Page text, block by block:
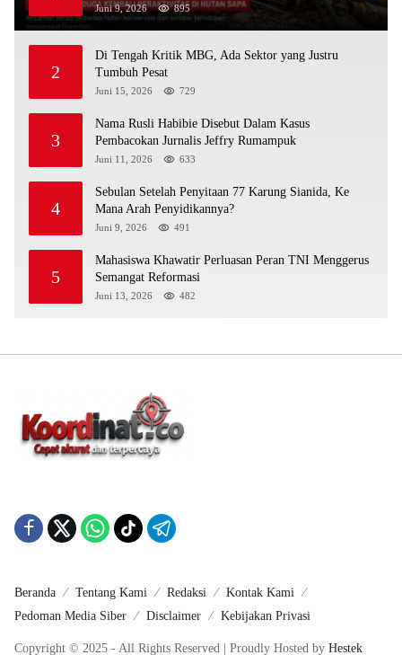
Juni 9, 2026 895
2
Di Tengah Kritik MBG, Ada Sektor yang Justru
Tumbuh Pesat
Juni 15, 2026 729
3
Nama Rusli Habibie Disebut Dalam Kasus
Pembacokan Jurnalis Jeffry Rumampuk
Juni 11, 2026 633
4
Sebulan Setelah Penyitaan 77 Karung Sianida, Ke
Mana Arah Penyidikannya?
Juni 9, 2026 491
5
Mahasiswa Khawatir Perluasan Peran TNI Menggerus
Semangat Reformasi
Juni 13, 2026 482
Beranda Tentang Kami Redaksi
Kontak Kami
Pedoman Media Siber
Disclaimer Kebijakan Privasi
Copyright © 2025 - All Rights Reserved | Proudly Hosted by Hestek